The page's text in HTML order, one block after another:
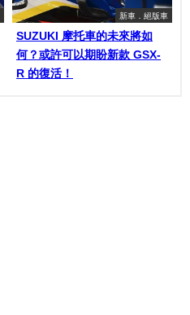
新車．絕版車
SUZUKI 摩托車的未來將如
何？或許可以期盼新款 GSX-
R 的復活！